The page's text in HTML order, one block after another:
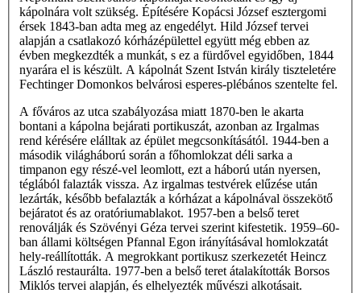
kápolnára volt szükség. Építésére Kopácsi József esztergomi
érsek 1843-ban adta meg az engedélyt. Hild József tervei
alapján a csatlakozó kórházépülettel együtt még ebben az
évben megkezdték a munkát, s ez a fürdővel egyidőben, 1844
nyarára el is készült. A kápolnát Szent István király tiszteletére
Fechtinger Domonkos belvárosi esperes-plébános szentelte fel.
A főváros az utca szabályozása miatt 1870-ben le akarta
bontani a kápolna bejárati portikuszát, azonban az Irgalmas
rend kérésére elálltak az épület megcsonkításától. 1944-ben a
második világháború során a főhomlokzat déli sarka a
timpanon egy részé-vel leomlott, ezt a háború után nyersen,
téglából falazták vissza. Az irgalmas testvérek elűzése után
lezárták, később befalazták a kórházat a kápolnával összekötő
bejáratot és az oratóriumablakot. 1957-ben a belső teret
renoválják és Szövényi Géza tervei szerint kifestetik. 1959–60-
ban állami költségen Pfannal Egon irányításával homlokzatát
hely-reállították. A megrokkant portikusz szerkezetét Heincz
László restaurálta. 1977-ben a belső teret átalakították Borsos
Miklós tervei alapján, és elhelyezték művészi alkotásait.